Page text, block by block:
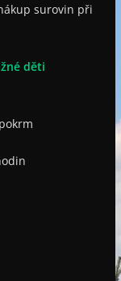
surovin při
děti